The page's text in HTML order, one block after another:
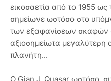
εικοσαετία από το 1955 ως
σημείωνε ωστόσο στο
των εξαφανίσεων σκαφών
αξιοσημείωτα
πλανήτη...